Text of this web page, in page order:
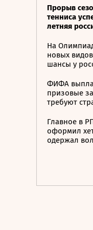
Прорыв
тенниса
летняя
На
новых
шансы у
ФИФА
призовые
требуют
Главное в
оформил
одержал